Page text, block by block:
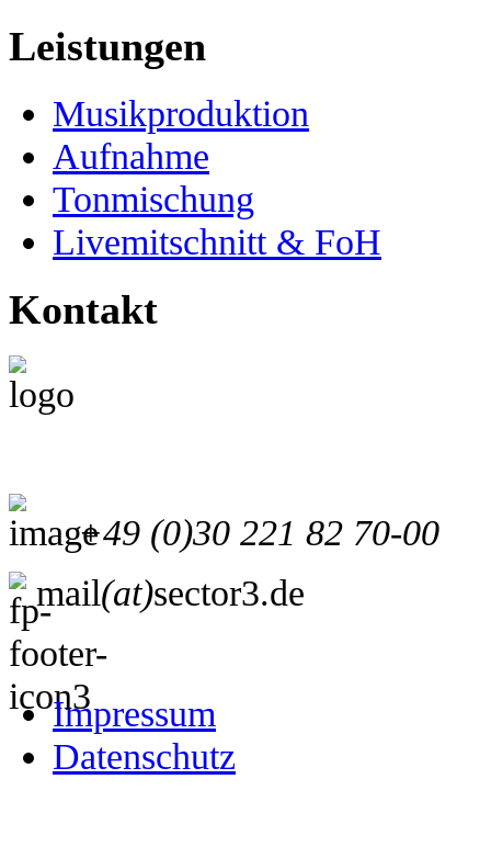
Leistungen
Musikproduktion
Aufnahme
Tonmischung
Livemitschnitt & FoH
Kontakt
+49 (0)30 221 82 70-00
mail(at)sector3.de
Impressum
Datenschutz